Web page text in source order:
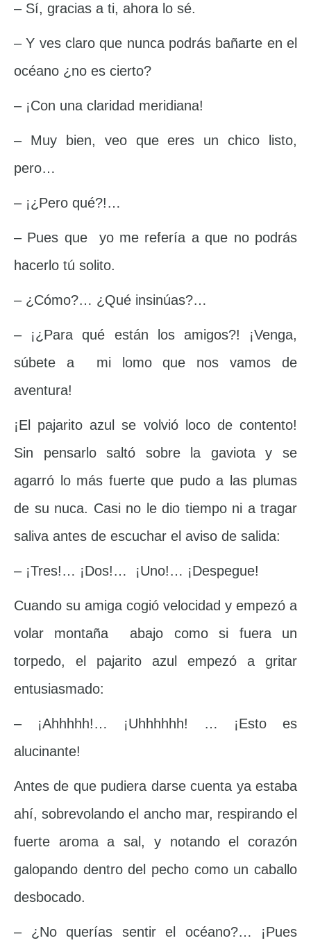
– Sí, gracias a ti, ahora lo sé.
– Y ves claro que nunca podrás bañarte en el
océano ¿no es cierto?
– ¡Con una claridad meridiana!
– Muy bien, veo que eres un chico listo,
pero…
– ¡¿Pero qué?!…
– Pues que yo me refería a que no podrás
hacerlo tú solito.
– ¿Cómo?… ¿Qué insinúas?…
– ¡¿Para qué están los amigos?! ¡Venga,
súbete a mi lomo que nos vamos de
aventura!
¡El pajarito azul se volvió loco de contento!
Sin pensarlo saltó sobre la gaviota y se
agarró lo más fuerte que pudo a las plumas
de su nuca. Casi no le dio tiempo ni a tragar
saliva antes de escuchar el aviso de salida:
– ¡Tres!… ¡Dos!… ¡Uno!… ¡Despegue!
Cuando su amiga cogió velocidad y empezó a
volar montaña abajo como si fuera un
torpedo, el pajarito azul empezó a gritar
entusiasmado:
– ¡Ahhhhh!… ¡Uhhhhhh! … ¡Esto es
alucinante!
Antes de que pudiera darse cuenta ya estaba
ahí, sobrevolando el ancho mar, respirando el
fuerte aroma a sal, y notando el corazón
galopando dentro del pecho como un caballo
desbocado.
– ¿No querías sentir el océano?… ¡Pues